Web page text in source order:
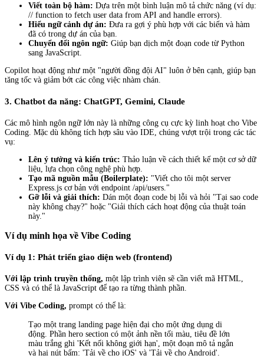
Viết toàn bộ hàm: Dựa trên một bình luận mô tả chức năng (ví dụ:
// function to fetch user data from API and handle errors).
Hiểu ngữ cảnh dự án: Đưa ra gợi ý phù hợp với các biến và hàm
đã có trong dự án của bạn.
Chuyển đổi ngôn ngữ: Giúp bạn dịch một đoạn code từ Python
sang JavaScript.
Copilot hoạt động như một "người đồng đội AI" luôn ở bên cạnh, giúp bạn
tăng tốc và giảm bớt các công việc nhàm chán.
3. Chatbot đa năng: ChatGPT, Gemini, Claude
Các mô hình ngôn ngữ lớn này là những công cụ cực kỳ linh hoạt cho Vibe
Coding. Mặc dù không tích hợp sâu vào IDE, chúng vượt trội trong các tác
vụ:
Lên ý tưởng và kiến trúc: Thảo luận về cách thiết kế một cơ sở dữ
liệu, lựa chọn công nghệ phù hợp.
Tạo mã nguồn mẫu (Boilerplate): "Viết cho tôi một server
Express.js cơ bản với endpoint /api/users."
Gỡ lỗi và giải thích: Dán một đoạn code bị lỗi và hỏi "Tại sao code
này không chạy?" hoặc "Giải thích cách hoạt động của thuật toán
này."
Ví dụ minh họa về Vibe Coding
Ví dụ 1: Phát triển giao diện web (frontend)
Với lập trình truyền thống, một lập trình viên sẽ cần viết mã HTML,
CSS và có thể là JavaScript để tạo ra từng thành phần.
Với Vibe Coding, prompt có thể là:
Tạo một trang landing page hiện đại cho một ứng dụng di
động. Phần hero section có một ảnh nền tối màu, tiêu đề lớn
màu trắng ghi 'Kết nối không giới hạn', một đoạn mô tả ngắn
và hai nút bấm: 'Tải về cho iOS' và 'Tải về cho Android'.